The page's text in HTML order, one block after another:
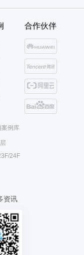
合作伙伴
案例库
24F
资讯